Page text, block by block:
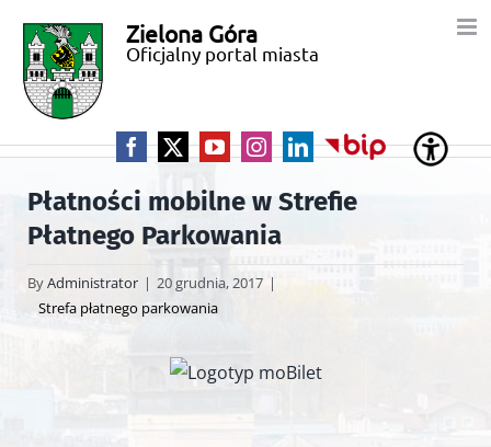
zawartości
Miasto
Zielona
Góra
Zielona Góra
Oficjalny portal miasta
Facebook
X YouTubeInstagramLinkedInBIP
Płatności mobilne w Strefie
Płatnego Parkowania
ByAdministrator | 20 grudnia, 2017 |
Strefa płatnego parkowania